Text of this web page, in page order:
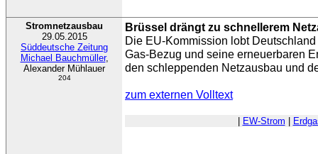
Stromnetzausbau
29.05.2015
Süddeutsche Zeitung
Michael Bauchmüller,
Alexander Mühlauer
204
Brüssel drängt zu schnellerem
Die EU-Kommission lobt
Gas-Bezug und seine erneuerbaren
den schleppenden Netzausbau und
zum externen Volltext
EW-Strom